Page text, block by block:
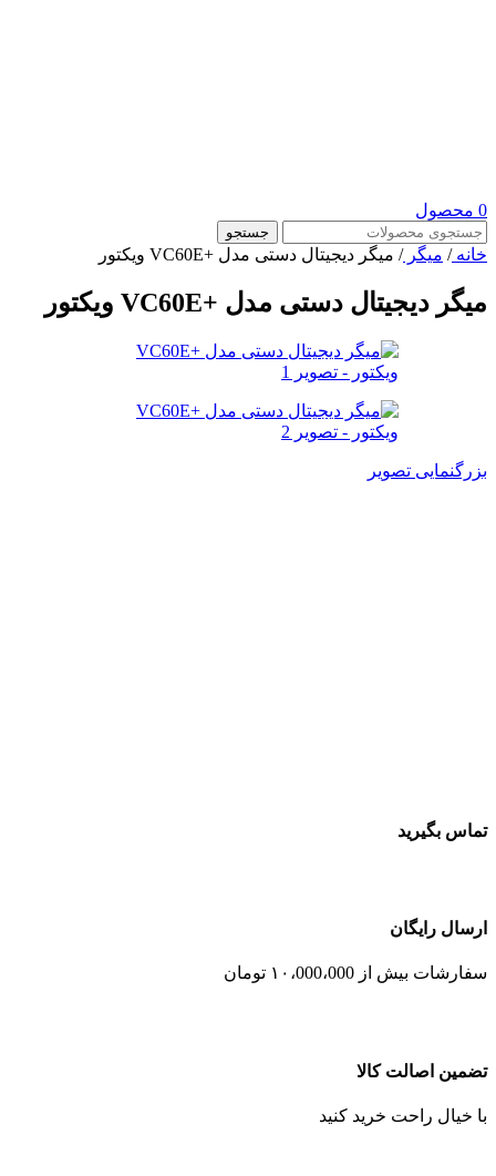
0 محصول
جستجو
خانه/ میگر/ میگر دیجیتال دستی مدل +VC60E ویکتور
میگر دیجیتال دستی مدل +VC60E ویکتور
بزرگنمایی تصویر
تماس بگیرید
ارسال رایگان
سفارشات بیش از ۱۰،000،000 تومان
تضمین اصالت کالا
با خیال راحت خرید کنید